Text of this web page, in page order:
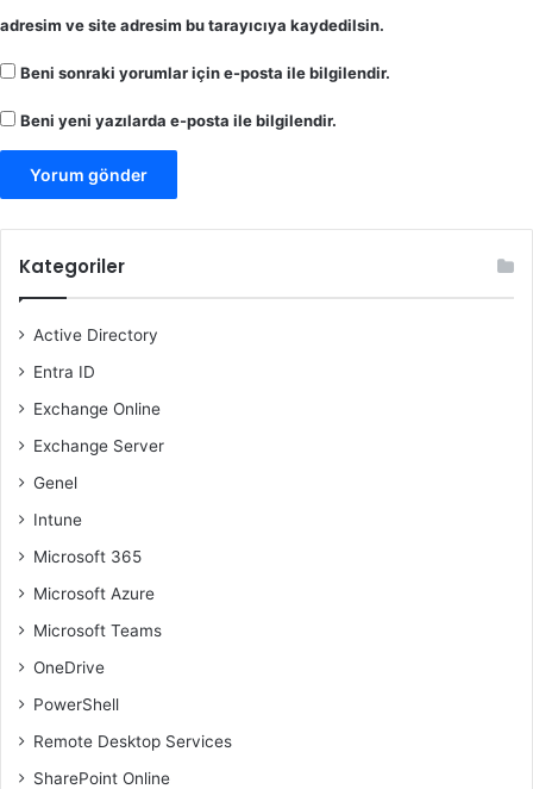
adresim ve site adresim bu tarayıcıya kaydedilsin.
Beni sonraki yorumlar için e-posta ile bilgilendir.
Beni yeni yazılarda e-posta ile bilgilendir.
Kategoriler
Active Directory
Entra ID
Exchange Online
Exchange Server
Genel
Intune
Microsoft 365
Microsoft Azure
Microsoft Teams
OneDrive
PowerShell
Remote Desktop Services
SharePoint Online